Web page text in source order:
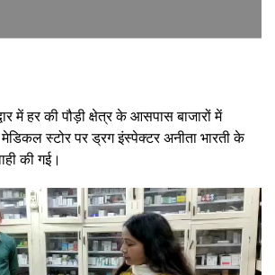
में हर की पौड़ी क्षेत्र के आसपास बाजारों में
स्टोर पर ड्रग इंस्पेक्टर अनीता भारती के
की गई।